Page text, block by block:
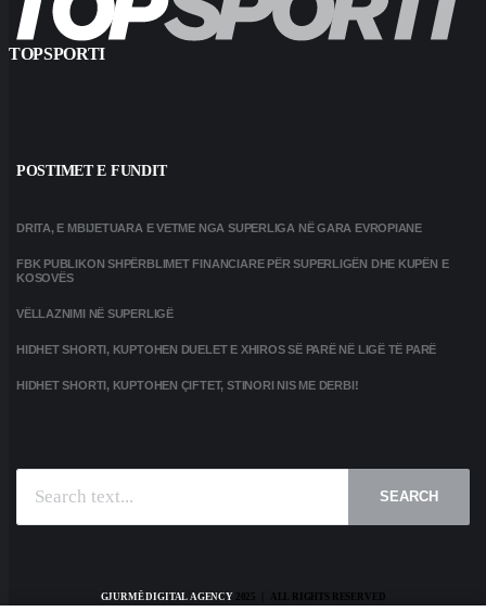
TOPSPORTI
POSTIMET E FUNDIT
DRITA, E MBIJETUARA E VETME NGA SUPERLIGA NË GARA EVROPIANE
FBK PUBLIKON SHPËRBLIMET FINANCIARE PËR SUPERLIGËN DHE KUPËN E
KOSOVËS
VËLLAZNIMI NË SUPERLIGË
HIDHET SHORTI, KUPTOHEN DUELET E XHIROS SË PARË NË LIGË TË PARË
HIDHET SHORTI, KUPTOHEN ÇIFTET, STINORI NIS ME DERBI!
SEARCH
GJURMË DIGITAL AGENCY2025 | ALL RIGHTS RESERVED